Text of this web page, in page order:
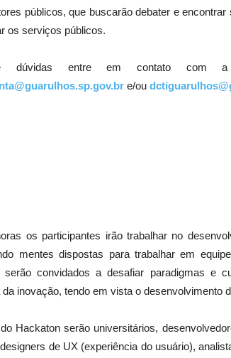
públicos, que buscarão debater e
os serviços públicos.
dúvidas entre em contato com a
e/ou
os participantes irão trabalhar no
mentes dispostas para trabalhar em
serão convidados a desafiar paradigmas e
inovação, tendo em vista o desenvolvimento
Hackaton serão universitários,
de UX (experiência do usuário),